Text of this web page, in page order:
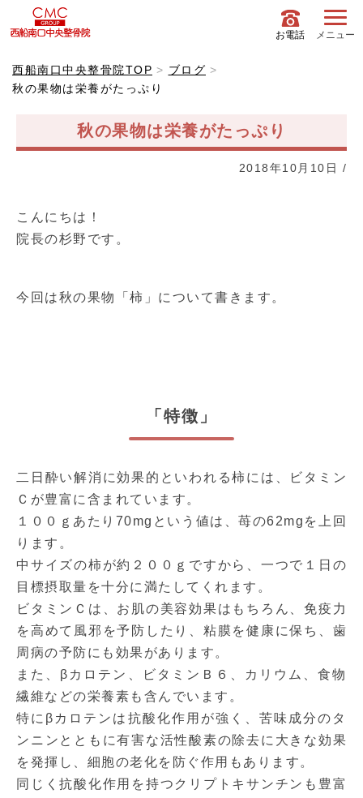
お電話 メニュー
西船南口中央整骨院TOP
ブログ
秋の果物は栄養がたっぷり
秋の果物は栄養がたっぷり
2018年10月10日 /
こんにちは！
院長の杉野です。
今回は秋の果物「柿」について書きます。
「特徴」
二日酔い解消に効果的といわれる柿には、ビタミン
Ｃが豊富に含まれています。
１００ｇあたり70mgという値は、苺の62mgを上回
ります。
中サイズの柿が約２００ｇですから、一つで１日の
目標摂取量を十分に満たしてくれます。
ビタミンＣは、お肌の美容効果はもちろん、免疫力
を高めて風邪を予防したり、粘膜を健康に保ち、歯
周病の予防にも効果があります。
また、βカロテン、ビタミンＢ６、カリウム、食物
繊維などの栄養素も含んでいます。
特にβカロテンは抗酸化作用が強く、苦味成分のタ
ンニンとともに有害な活性酸素の除去に大きな効果
を発揮し、細胞の老化を防ぐ作用もあります。
同じく抗酸化作用を持つクリプトキサンチンも豊富